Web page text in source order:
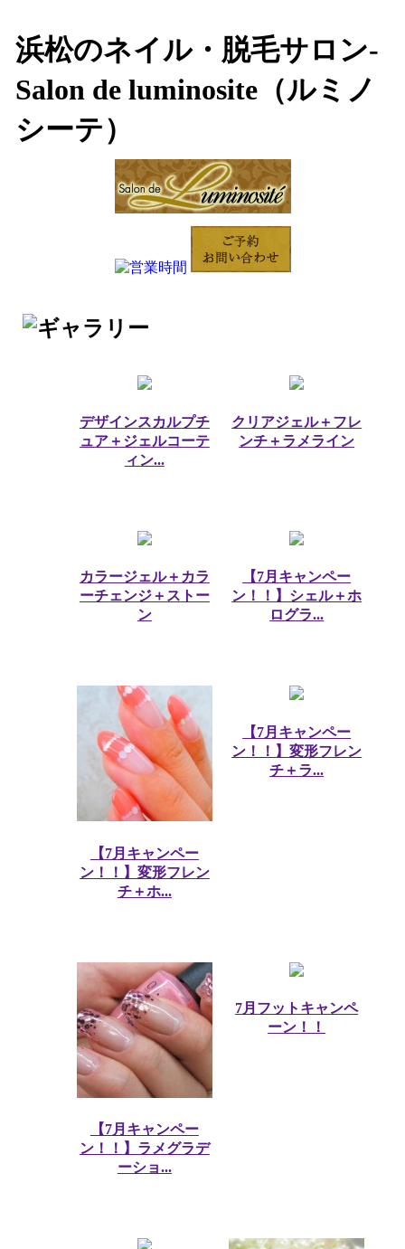
浜松のネイル・脱毛サロン-
Salon de luminosite（ルミノ
シーテ）
デザインスカルプチ
ュア＋ジェルコーテ
ィン...
クリアジェル＋フレ
ンチ＋ラメライン
カラージェル＋カラ
ーチェンジ＋ストー
ン
【7月キャンペー
ン！！】シェル＋ホ
ログラ...
【7月キャンペー
ン！！】変形フレン
チ＋ホ...
【7月キャンペー
ン！！】変形フレン
チ＋ラ...
【7月キャンペー
ン！！】ラメグラデ
ーショ...
7月フットキャンペ
ーン！！